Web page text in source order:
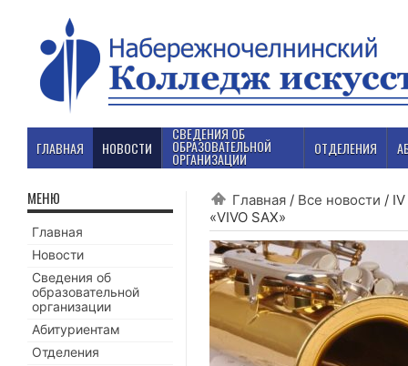
ГЛАВНАЯ НОВОСТИ
СВЕДЕНИЯ ОБ
ОБРАЗОВАТЕЛЬНОЙ
ОРГАНИЗАЦИИ
ОТДЕЛЕНИЯ
Главная / Все новости /
«VIVO SAX»
МЕНЮ
Главная
Новости
Сведения об
образовательной
организации
Абитуриентам
Отделения